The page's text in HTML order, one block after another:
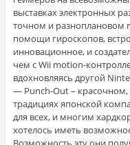
выставках электронных
точном и разноплановом
помощи гироскопов,
инновационное, и
чем с Wii motion-
вдохновляясь другой
— Punch-Out –
традициях японской
для всех, и многим
хотелось иметь